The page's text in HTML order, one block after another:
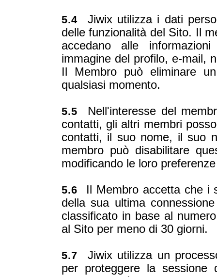
5.4 Jiwix utilizza i dati
delle funzionalità del Sito. Il
accedano alle
immagine del profilo, e-mail,
Il Membro può eliminare
qualsiasi momento.
5.5 Nell'interesse del
contatti, gli altri membri
contatti, il suo nome, il suo
membro può disabilitare
modificando le loro
5.6 Il Membro accetta che i
della sua ultima
classificato in base al
al Sito per meno di 30 giorni.
5.7 Jiwix utilizza un
per proteggere la